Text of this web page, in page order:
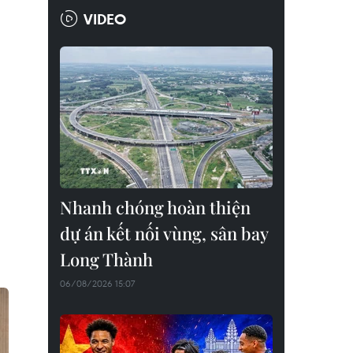
VIDEO
Nhanh chóng hoàn thiện
dự án kết nối vùng, sân bay
Long Thành
06/08/2026 15:07